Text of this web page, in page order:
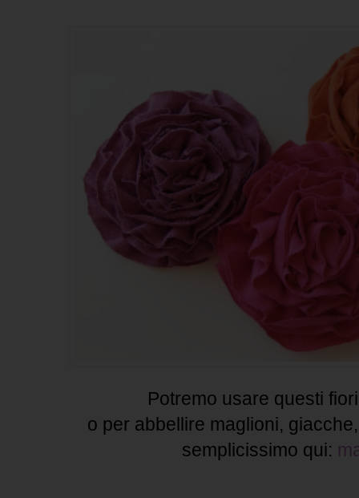
Potremo usare questi
o per abbellire maglioni,
semplicissimo qui: